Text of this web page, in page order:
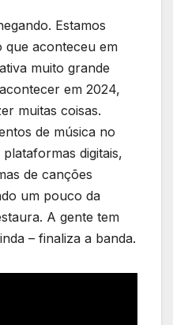
Estamos
que aconteceu em
muito grande
em 2024,
muitas coisas.
de música no
digitais,
de canções
um pouco da
A gente tem
– finaliza a banda.